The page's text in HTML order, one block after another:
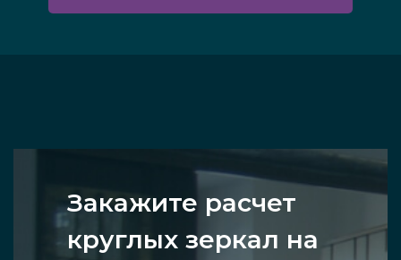
Закажите расчет
круглых зеркал на